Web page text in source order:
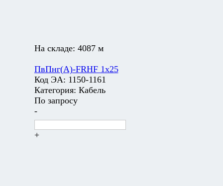
На складе: 4087 м
ПвПнг(А)-FRHF 1х25
Код ЭА: 1150-1161
Категория: Кабель
По запросу
-
+